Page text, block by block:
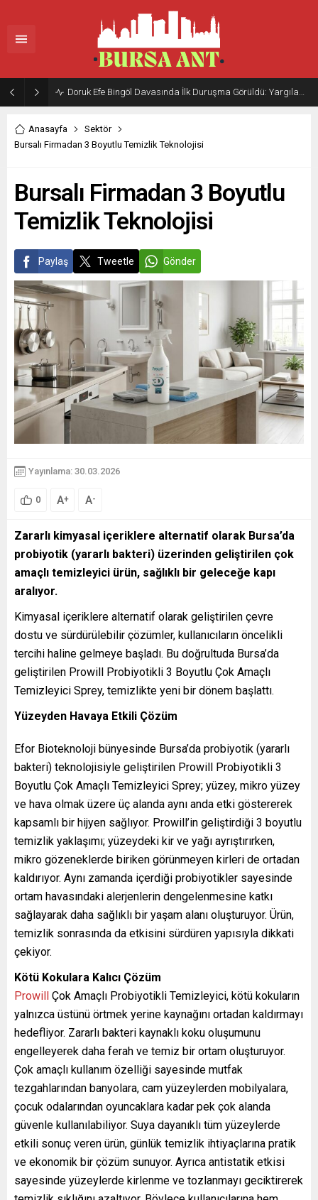
Doruk Efe Bingöl Davasında İlk Duruşma Görüldü: Yargılama 20 Ekim 2026’ya Ertelendi
Anasayfa
Sektör
Bursalı Firmadan 3 Boyutlu Temizlik Teknolojisi
Bursalı Firmadan 3 Boyutlu
Temizlik Teknolojisi
Paylaş Tweetle Gönder
Yayınlama: 30.03.2026
0 A+ A-
Zararlı kimyasal içeriklere alternatif olarak Bursa’da
probiyotik (yararlı bakteri) üzerinden geliştirilen çok
amaçlı temizleyici ürün, sağlıklı bir geleceğe kapı
aralıyor.
Kimyasal içeriklere alternatif olarak geliştirilen çevre
dostu ve sürdürülebilir çözümler, kullanıcıların öncelikli
tercihi haline gelmeye başladı. Bu doğrultuda Bursa’da
geliştirilen Prowill Probiyotikli 3 Boyutlu Çok Amaçlı
Temizleyici Sprey, temizlikte yeni bir dönem başlattı.
Yüzeyden Havaya Etkili Çözüm
Efor Bioteknoloji bünyesinde Bursa’da probiyotik (yararlı
bakteri) teknolojisiyle geliştirilen Prowill Probiyotikli 3
Boyutlu Çok Amaçlı Temizleyici Sprey; yüzey, mikro yüzey
ve hava olmak üzere üç alanda aynı anda etki göstererek
kapsamlı bir hijyen sağlıyor. Prowill’in geliştirdiği 3 boyutlu
temizlik yaklaşımı; yüzeydeki kir ve yağı ayrıştırırken,
mikro gözeneklerde biriken görünmeyen kirleri de ortadan
kaldırıyor. Aynı zamanda içerdiği probiyotikler sayesinde
ortam havasındaki alerjenlerin dengelenmesine katkı
sağlayarak daha sağlıklı bir yaşam alanı oluşturuyor. Ürün,
temizlik sonrasında da etkisini sürdüren yapısıyla dikkati
çekiyor.
Kötü Kokulara Kalıcı Çözüm
Prowill Çok Amaçlı Probiyotikli Temizleyici, kötü kokuların
yalnızca üstünü örtmek yerine kaynağını ortadan kaldırmayı
hedefliyor. Zararlı bakteri kaynaklı koku oluşumunu
engelleyerek daha ferah ve temiz bir ortam oluşturuyor.
Çok amaçlı kullanım özelliği sayesinde mutfak
tezgahlarından banyolara, cam yüzeylerden mobilyalara,
çocuk odalarından oyuncaklara kadar pek çok alanda
güvenle kullanılabiliyor. Suya dayanıklı tüm yüzeylerde
etkili sonuç veren ürün, günlük temizlik ihtiyaçlarına pratik
ve ekonomik bir çözüm sunuyor. Ayrıca antistatik etkisi
sayesinde yüzeylerde kirlenme ve tozlanmayı geciktirerek